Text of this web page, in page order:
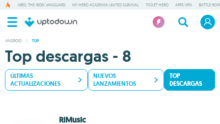
ARES: THE IRON VANGUARD MY HERO ACADEMIA UNITED SURVIVAL TICKET HERO APPS VPN BATTLE
ANDROID / TOP
Top descargas - 8
ÚLTIMAS
ACTUALIZACIONES
NUEVOS
LANZAMIENTOS
TOP
DESCARGAS
RiMusic